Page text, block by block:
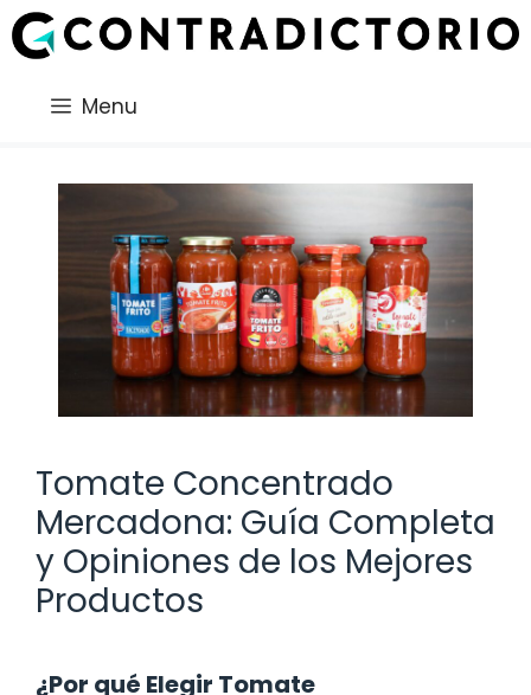
Saltar
al
Menu
Tomate Concentrado
Mercadona: Guía Completa
y Opiniones de los Mejores
Productos
¿Por qué Elegir Tomate